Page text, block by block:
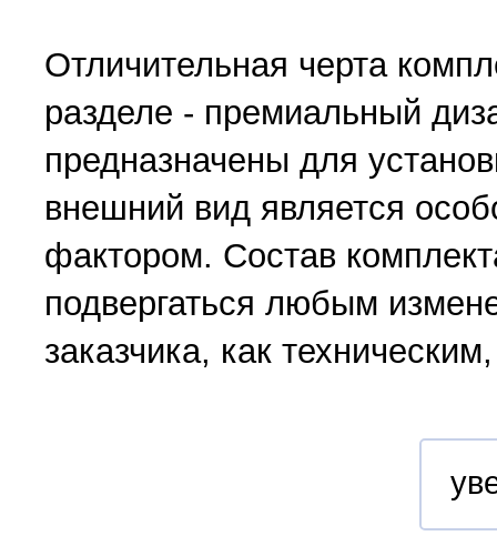
Отличительная черта
разделе - премиальный
предназначены для
внешний вид является
фактором. Состав
подвергаться любым
заказчика, как